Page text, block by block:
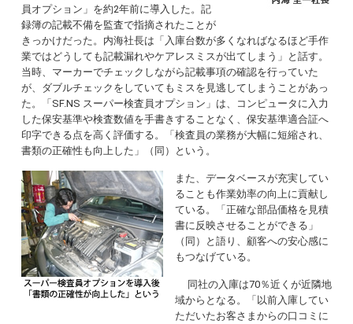
員オプション」を約2年前に導入した。記
録簿の記載不備を監査で指摘されたことが
きっかけだった。内海社長は「入庫台数が多くなればなるほど手作
業ではどうしても記載漏れやケアレスミスが出てしまう」と話す。
当時、マーカーでチェックしながら記載事項の確認を行っていた
が、ダブルチェックをしていてもミスを見逃してしまうことがあっ
た。「SF.NS スーパー検査員オプション」は、コンピュータに入力
した保安基準や検査数値を手書きすることなく、保安基準適合証へ
印字できる点を高く評価する。「検査員の業務が大幅に短縮され、
書類の正確性も向上した」（同）という。
また、データベースが充実してい
ることも作業効率の向上に貢献し
ている。「正確な部品価格を見積
書に反映させることができる」
（同）と語り、顧客への安心感に
もつなげている。
同社の入庫は70％近くが近隣地
域からとなる。「以前入庫してい
ただいたお客さまからの口コミに